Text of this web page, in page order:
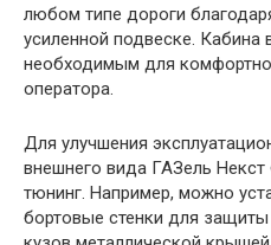
любом типе дороги
усиленной подвеске. Кабина
необходимым для
оператора.
Для улучшения
внешнего вида ГАЗель
тюнинг. Например, можно
бортовые стенки для